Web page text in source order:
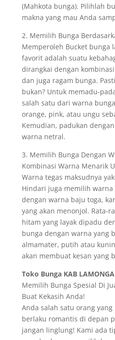
(Mahkota bunga). Pilihlah
makna yang mau Anda
2. Memilih Bunga
Memperoleh Bucket bunga
favorit adalah suatu
dirangkai dengan
dan juga ragam bunga.
bukan? Untuk memadu-
salah satu dari warna
orange, pink, atau ungu
Kemudian, padukan
warna netral.
3. Memilih Bunga Dengan
Kombinasi Warna Menarik
Warna tegas maksudnya
Hindari juga memilih warna
dengan warna baju toga,
yang akan menonjol. Rata-
hitam yang layak dipadu
bunga dengan warna yang
almamater, putih atau
akan membuat kesan yang
Toko Bunga KAB
Memilih Bunga Spesial Di
Buat Kekasih Anda!
Anda salah satu orang
berlaku romantis di depan
jangan linglung! Kami ada